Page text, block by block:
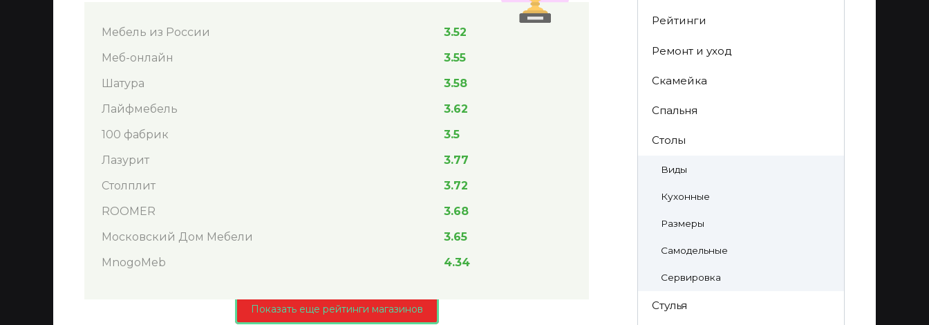
Мебель из России
3.52
Меб-онлайн
3.55
Шатура
3.58
Лайфмебель
3.62
100 фабрик
3.5
Лазурит
3.77
Столплит
3.72
ROOMER
3.68
Московский Дом Мебели
3.65
MnogoMeb
4.34
Показать еще рейтинги магазинов
Рейтинги
Ремонт и уход
Скамейка
Спальня
Столы
Виды
Кухонные
Размеры
Самодельные
Сервировка
Стулья